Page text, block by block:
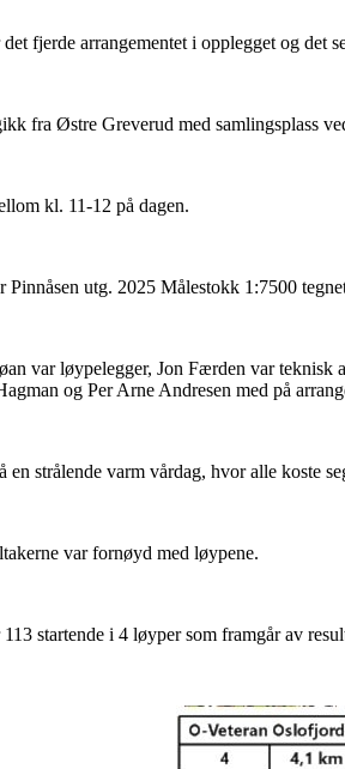
fjerde arrangementet i opplegget og det
fra Østre Greverud med samlingsplass
kl. 11-12 på dagen.
Pinnåsen utg. 2025 Målestokk 1:7500
var løypelegger, Jon Færden var
og Per Arne Andresen med på
en strålende varm vårdag, hvor alle koste
var fornøyd med løypene.
startende i 4 løyper som framgår av